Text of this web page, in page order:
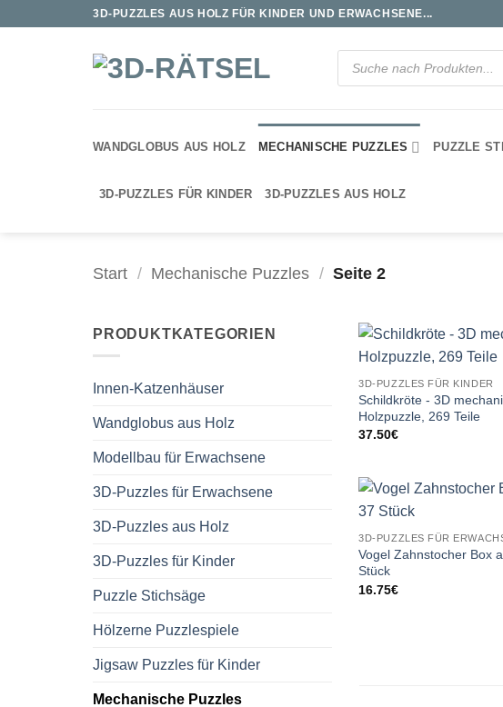
3D-PUZZLES AUS HOLZ FÜR KINDER UND ERWACHSENE...
Products
search
WANDGLOBUS AUS HOLZ MECHANISCHE PUZZLES PUZZLE
3D-PUZZLES FÜR KINDER 3D-PUZZLES AUS HOLZ
Start / Mechanische Puzzles / Seite 2
PRODUKTKATEGORIEN
Innen-Katzenhäuser
Wandglobus aus Holz
Modellbau für Erwachsene
3D-Puzzles für Erwachsene
3D-Puzzles aus Holz
3D-Puzzles für Kinder
Puzzle Stichsäge
Hölzerne Puzzlespiele
Jigsaw Puzzles für Kinder
Mechanische Puzzles
3D-PUZZLES FÜR KINDER
Schildkröte - 3D
Holzpuzzle, 269 Teile
37.50€
3D-PUZZLES FÜR
Vogel Zahnstocher Box
Stück
16.75€